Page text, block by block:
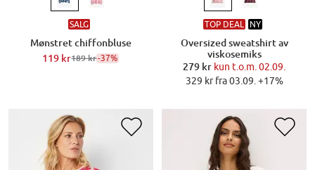
SALG
Mønstret chiffonbluse
119 kr189 kr-37%
TOP DEAL NY
Oversized sweatshirt av
viskosemiks
279 kr kun t.o.m. 02.09.
329 kr fra 03.09. +17%